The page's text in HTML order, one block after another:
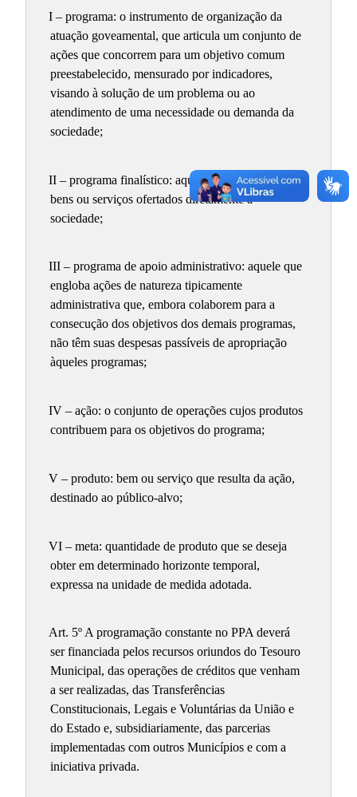
I – programa: o instrumento de organização da
atuação goveamental, que articula um conjunto de
ações que concorrem para um objetivo comum
preestabelecido, mensurado por indicadores,
visando à solução de um problema ou ao
atendimento de uma necessidade ou demanda da
sociedade;
II – programa finalístico: aquele que resulta em
bens ou serviços ofertados diretamente à
sociedade;
III – programa de apoio administrativo: aquele que
engloba ações de natureza tipicamente
administrativa que, embora colaborem para a
consecução dos objetivos dos demais programas,
não têm suas despesas passíveis de apropriação
àqueles programas;
IV – ação: o conjunto de operações cujos produtos
contribuem para os objetivos do programa;
V – produto: bem ou serviço que resulta da ação,
destinado ao público-alvo;
VI – meta: quantidade de produto que se deseja
obter em determinado horizonte temporal,
expressa na unidade de medida adotada.
Art. 5º A programação constante no PPA deverá
ser financiada pelos recursos oriundos do Tesouro
Municipal, das operações de créditos que venham
a ser realizadas, das Transferências
Constitucionais, Legais e Voluntárias da União e
do Estado e, subsidiariamente, das parcerias
implementadas com outros Municípios e com a
iniciativa privada.